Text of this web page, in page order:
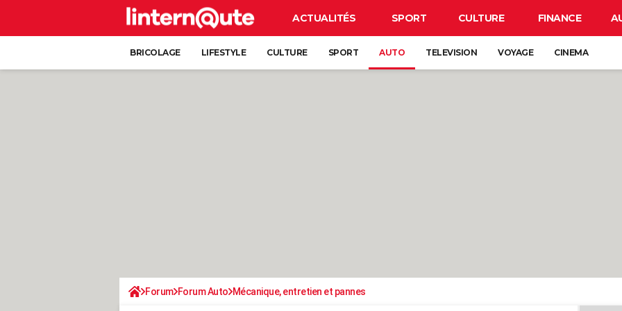
ACTUALITÉS SPORT CULTURE FINANCE
BRICOLAGE LIFESTYLE CULTURE SPORT AUTO TELEVISION VOYAGE CINEMA
Forum Forum Auto Mécanique, entretien et pannes